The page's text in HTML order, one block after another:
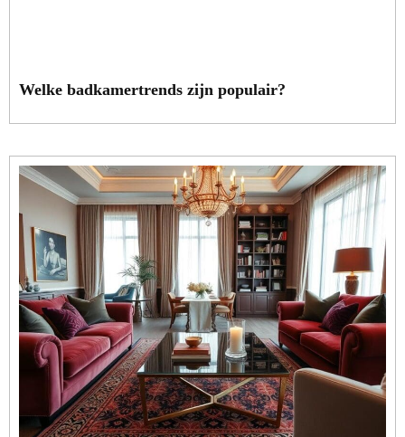
Welke badkamertrends zijn populair?